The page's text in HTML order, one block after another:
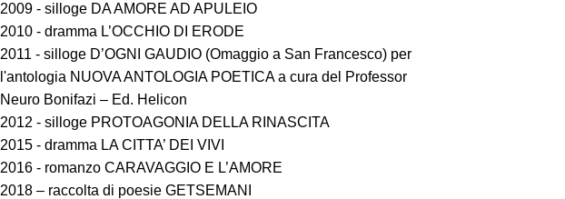
2009 - silloge DA AMORE AD APULEIO
2010 - dramma L’OCCHIO DI ERODE
2011 - silloge D’OGNI GAUDIO (Omaggio a San Francesco) per
l'antologia NUOVA ANTOLOGIA POETICA a cura del Professor
Neuro Bonifazi – Ed. Helicon
2012 - silloge PROTOAGONIA DELLA RINASCITA
2015 - dramma LA CITTA’ DEI VIVI
2016 - romanzo CARAVAGGIO E L’AMORE
2018 – raccolta di poesie GETSEMANI